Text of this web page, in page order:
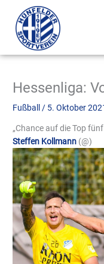
Inhalt
springen
Hessenliga:
Fußball / 5. Oktober
„Chance auf die Top
Steffen Kollmann (@)